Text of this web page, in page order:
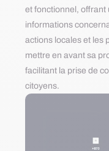
et fonctionnel, offrant
informations
actions locales et les
mettre en avant sa
facilitant la prise de
citoyens.